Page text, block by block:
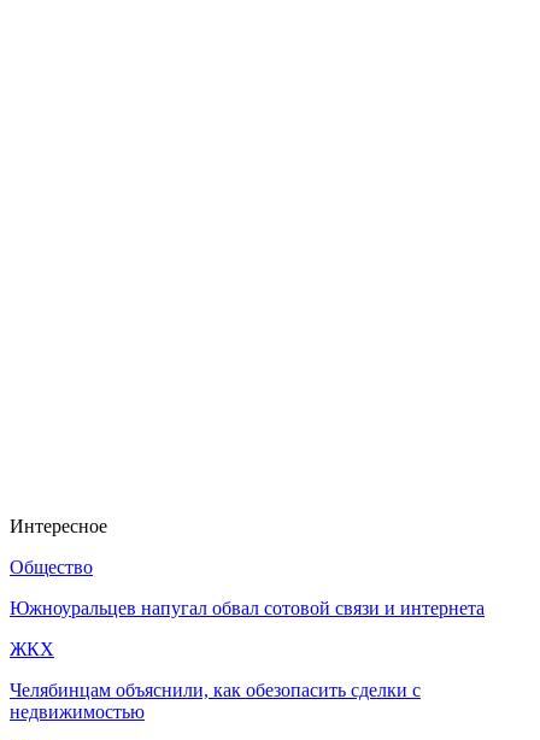
Интересное
Общество
Южноуральцев напугал обвал сотовой связи и интернета
ЖКХ
Челябинцам объяснили, как обезопасить сделки с
недвижимостью